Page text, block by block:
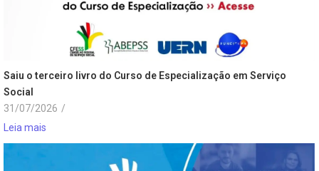
Saiu o terceiro livro do Curso de Especialização em Serviço
Social
31/07/2026 /
Leia mais